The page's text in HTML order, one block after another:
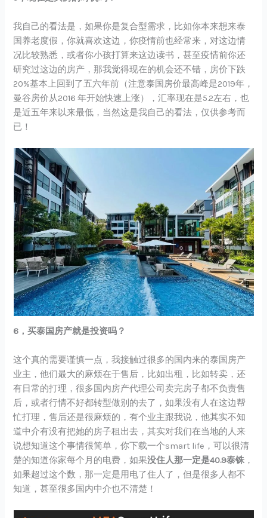
我自己的看法是，如果你是复合型需求，比如你本来想来泰
国养老度假，你就喜欢这边，你疫情前也经常来，对这边情
况比较熟悉，或者你小孩打算来这边读书，甚至疫情前你还
研究过这边的房产，那我觉得现在的机会还不错，房价下跌
20%基本上回到了五六年前（注意泰国房价最高峰是2019年，
曼谷房价从2016 年开始快速上涨），汇率现在是5.2左右，也
是近五年来以来最低，当然这是我自己的看法，仅供参考而
已！
6，买泰国房产就是投资吗？
这个真的需要谨慎一点，我接触过很多的国内来的泰国房产
业主，他们最大的麻烦在于售后，比如出租，比如转卖，还
有日常的打理，很多国内房产代理公司卖完房子都不负责售
后，或者行情不好都转型做别的去了，如果没有人在这边帮
忙打理，售后还是很麻烦的，有个业主跟我说，他其实不知
道中介有没有把她的房子租出去，其实对我们在当地的人来
说想知道这个事情很简单，你下载一个smart life，可以很清
楚的知道你家每个月的电费，如果没住人那一定是40.9泰铢 ，
如果超过这个数，那一定是用电了住人了，但是很多人都不
知道，甚至很多国内中介也不清楚！